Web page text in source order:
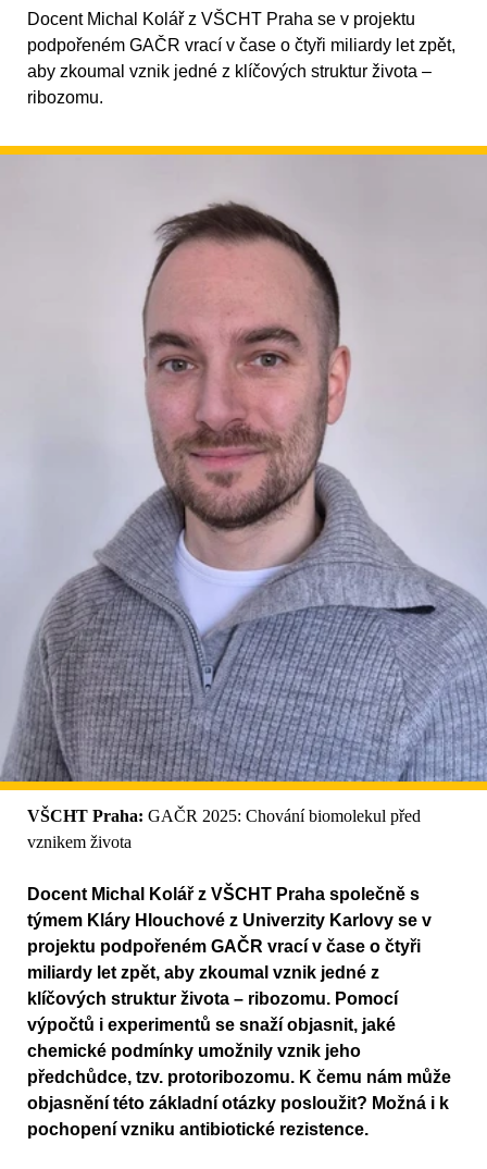
Docent Michal Kolář z VŠCHT Praha se v projektu
podpořeném GAČR vrací v čase o čtyři miliardy let zpět,
aby zkoumal vznik jedné z klíčových struktur života –
ribozomu.
VŠCHT Praha: GAČR 2025: Chování biomolekul před
vznikem života
Docent Michal Kolář z VŠCHT Praha společně s
týmem Kláry Hlouchové z Univerzity Karlovy se v
projektu podpořeném GAČR vrací v čase o čtyři
miliardy let zpět, aby zkoumal vznik jedné z
klíčových struktur života – ribozomu. Pomocí
výpočtů i experimentů se snaží objasnit, jaké
chemické podmínky umožnily vznik jeho
předchůdce, tzv. protoribozomu. K čemu nám může
objasnění této základní otázky posloužit? Možná i k
pochopení vzniku antibiotické rezistence.